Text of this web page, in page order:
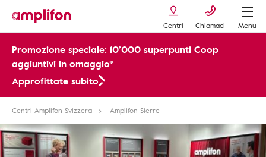
Centri Chiamaci Menu
Promozione speciale: 10’000 superpunti Coop
aggiuntivi in omaggio*
Approfittate subito
Centri Amplifon Svizzera Amplifon Sierre